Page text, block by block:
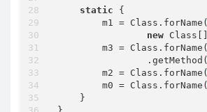
static {
        m1 = Class.forName(
new
        m3 = Class.forName(
                .getMethod(
        m2 = Class.forName(
        m0 = Class.forName(
    }